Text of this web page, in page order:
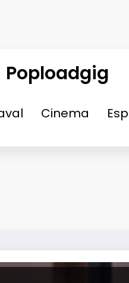
Poploadgig
Cinema